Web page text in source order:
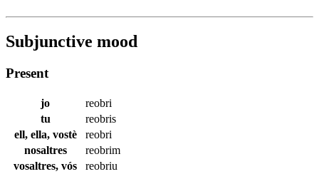
Subjunctive mood
Present
jo
reobri
tu
reobris
ell, ella, vostè
reobri
nosaltres
reobrim
vosaltres, vós
reobriu